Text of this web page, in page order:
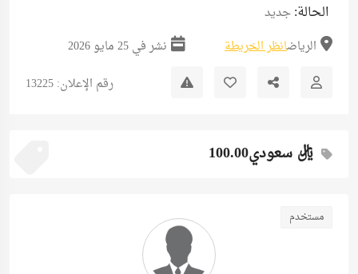
الحالة:جديد
الرياضانظر الخريطة
نشر في 25 مايو 2026
رقم الإعلان: 13225
ريال سعودي100.00
مستخدم